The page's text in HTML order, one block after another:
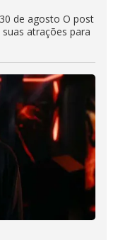
de agosto O post
atrações para